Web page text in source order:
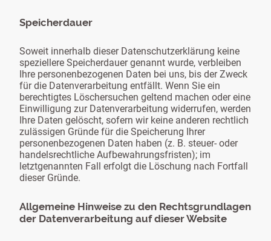
Speicherdauer
Soweit innerhalb dieser Datenschutzerklärung keine
speziellere Speicherdauer genannt wurde, verbleiben
Ihre personenbezogenen Daten bei uns, bis der Zweck
für die Datenverarbeitung entfällt. Wenn Sie ein
berechtigtes Löschersuchen geltend machen oder eine
Einwilligung zur Datenverarbeitung widerrufen, werden
Ihre Daten gelöscht, sofern wir keine anderen rechtlich
zulässigen Gründe für die Speicherung Ihrer
personenbezogenen Daten haben (z. B. steuer- oder
handelsrechtliche Aufbewahrungsfristen); im
letztgenannten Fall erfolgt die Löschung nach Fortfall
dieser Gründe.
Allgemeine Hinweise zu den Rechtsgrundlagen
der Datenverarbeitung auf dieser Website